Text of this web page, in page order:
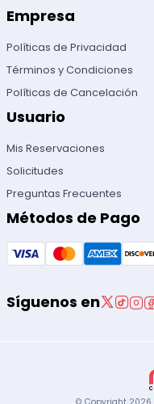
Empresa
Políticas de Privacidad
Términos y Condiciones
Políticas de Cancelación
Usuario
Mis Reservaciones
Solicitudes
Preguntas Frecuentes
Métodos de Pago
Síguenos en